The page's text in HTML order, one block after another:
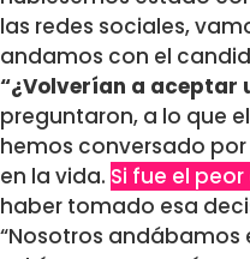
las redes sociales,
andamos con el
“¿Volverían a aceptar
preguntaron, a lo que
hemos conversado
en la vida. Si fue el
haber tomado esa
“Nosotros andábamos